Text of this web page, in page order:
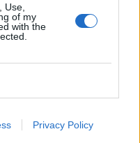
Use,
of my
with the
Privacy Policy
til min email?
er det uhyre